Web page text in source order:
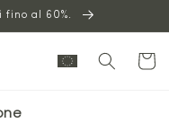
fino al 60%.
Carrello